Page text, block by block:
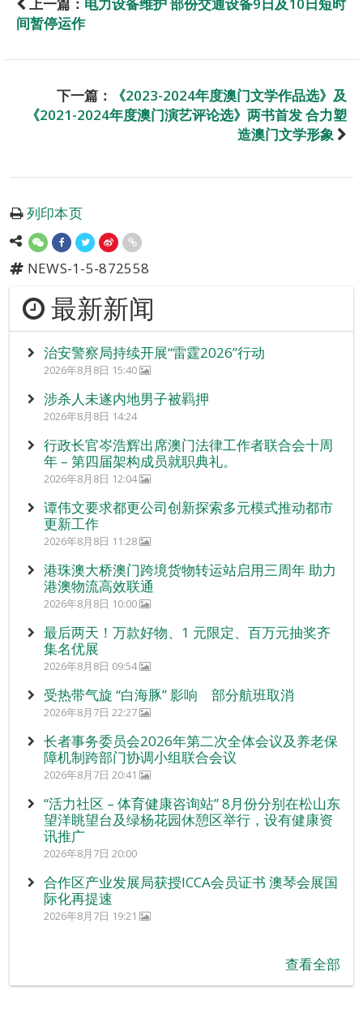
间暂停运作
下一篇：
《2023-2024年度澳门文学作品选》及
《2021-2024年度澳门演艺评论选》两书首发 合力塑
造澳门文学形象
列印本页
NEWS-1-5-872558
最新新闻
治安警察局持续开展“雷霆2026”行动
2026年8月8日 15:40
涉杀人未遂内地男子被羁押
2026年8月8日 14:24
行政长官岑浩辉出席澳门法律工作者联合会十周
年 – 第四届架构成员就职典礼。
2026年8月8日 12:04
谭伟文要求都更公司创新探索多元模式推动都市
更新工作
2026年8月8日 11:28
港珠澳大桥澳门跨境货物转运站启用三周年 助力
港澳物流高效联通
2026年8月8日 10:00
最后两天！万款好物、1 元限定、百万元抽奖齐
集名优展
2026年8月8日 09:54
受热带气旋 “白海豚” 影响 部分航班取消
2026年8月7日 22:27
长者事务委员会2026年第二次全体会议及养老保
障机制跨部门协调小组联合会议
2026年8月7日 20:41
“活力社区 – 体育健康咨询站” 8月份分别在松山东
望洋眺望台及绿杨花园休憩区举行，设有健康资
讯推广
2026年8月7日 20:00
合作区产业发展局获授ICCA会员证书 澳琴会展国
际化再提速
2026年8月7日 19:21
查看全部